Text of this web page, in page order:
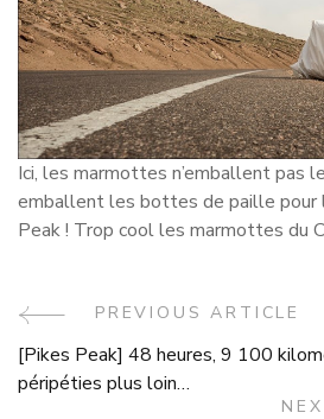
Ici, les marmottes n’emballent pas
emballent les bottes de paille pour
Peak ! Trop cool les marmottes du
Post
Navigation
PREVIOUS ARTICLE
[Pikes Peak] 48 heures, 9 100
péripéties plus loin…